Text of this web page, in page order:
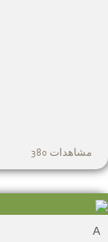
مشاهدات 380